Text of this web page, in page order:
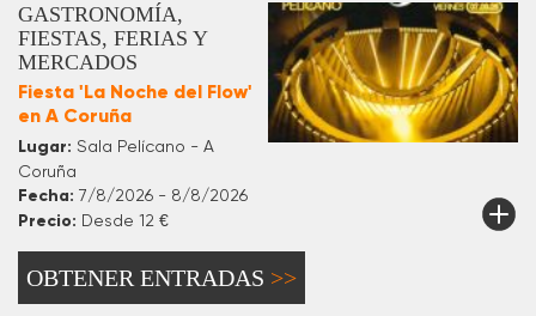
GASTRONOMÍA,
FIESTAS, FERIAS Y
MERCADOS
Fiesta 'La Noche del Flow'
en A Coruña
Lugar: Sala Pelícano - A
Coruña
Fecha: 7/8/2026 - 8/8/2026
Precio: Desde 12 €
OBTENER ENTRADAS